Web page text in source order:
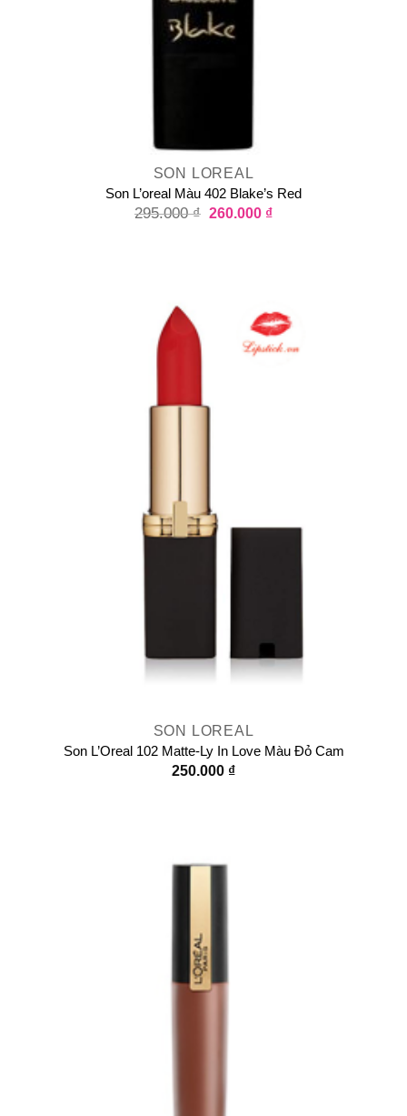
SON LOREAL
Son L’oreal Màu 402 Blake’s Red
295.000₫ 260.000 ₫
SON LOREAL
Son L’Oreal 102 Matte-Ly In Love Màu Đỏ Cam
250.000 ₫